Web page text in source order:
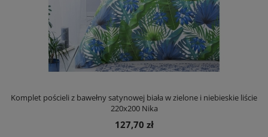
Komplet pościeli z bawełny satynowej biała w zielone i niebieskie liście
220x200 Nika
127,70 zł